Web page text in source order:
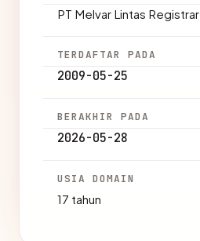
PT Melvar Lintas Registrar
TERDAFTAR PADA
2009-05-25
BERAKHIR PADA
2026-05-28
USIA DOMAIN
17 tahun